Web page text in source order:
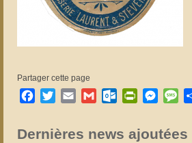
Partager cette page
Facebook
TwitterEmail GmailOutlook.com
Dernières news ajoutées